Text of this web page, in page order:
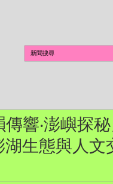
傳響‧澎嶼探秘
湖生態與人文